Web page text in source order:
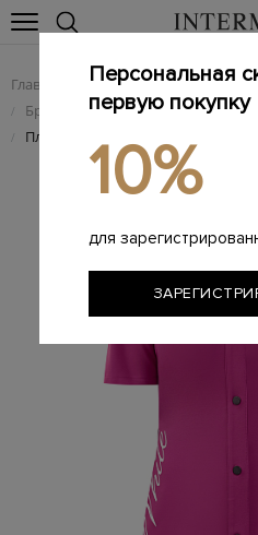
Главная Женщинам / Женская
/ Брендовые женские платья
/ Платье-рубашка
Персональная
первую покупку
10%
для